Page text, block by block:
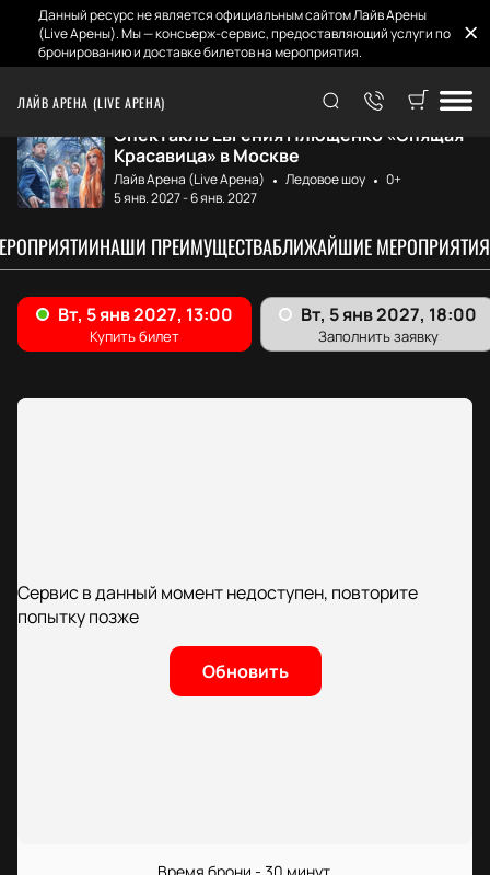
Данный ресурс не является официальным сайтом Лайв Арены
(Live Арены). Мы — консьерж-сервис, предоставляющий услуги по
бронированию и доставке билетов на мероприятия.
ЛАЙВ АРЕНА (LIVE АРЕНА)
Главная Афиша и билеты Евгений Плющенко...
Спектакль Евгения Плющенко «Спящая
Красавица» в Москве
Лайв Арена (Live Арена) Ледовое шоу
0+
5 янв. 2027-6 янв. 2027
НАШИ ПРЕИМУЩЕСТВАБЛИЖАЙШИЕ МЕРОПРИЯТИЯ
Сервис в данный момент недоступен, повторите
попытку позже
Обновить